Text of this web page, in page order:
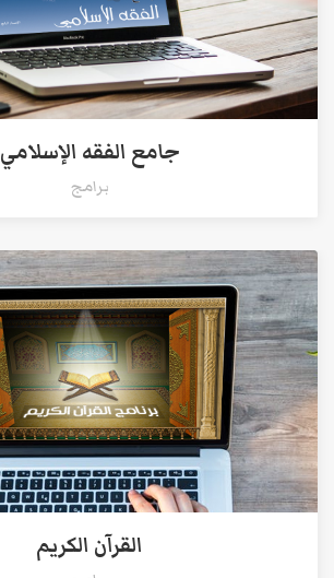
جامع الفقه الإسلامي
برامج
القرآن الكريم